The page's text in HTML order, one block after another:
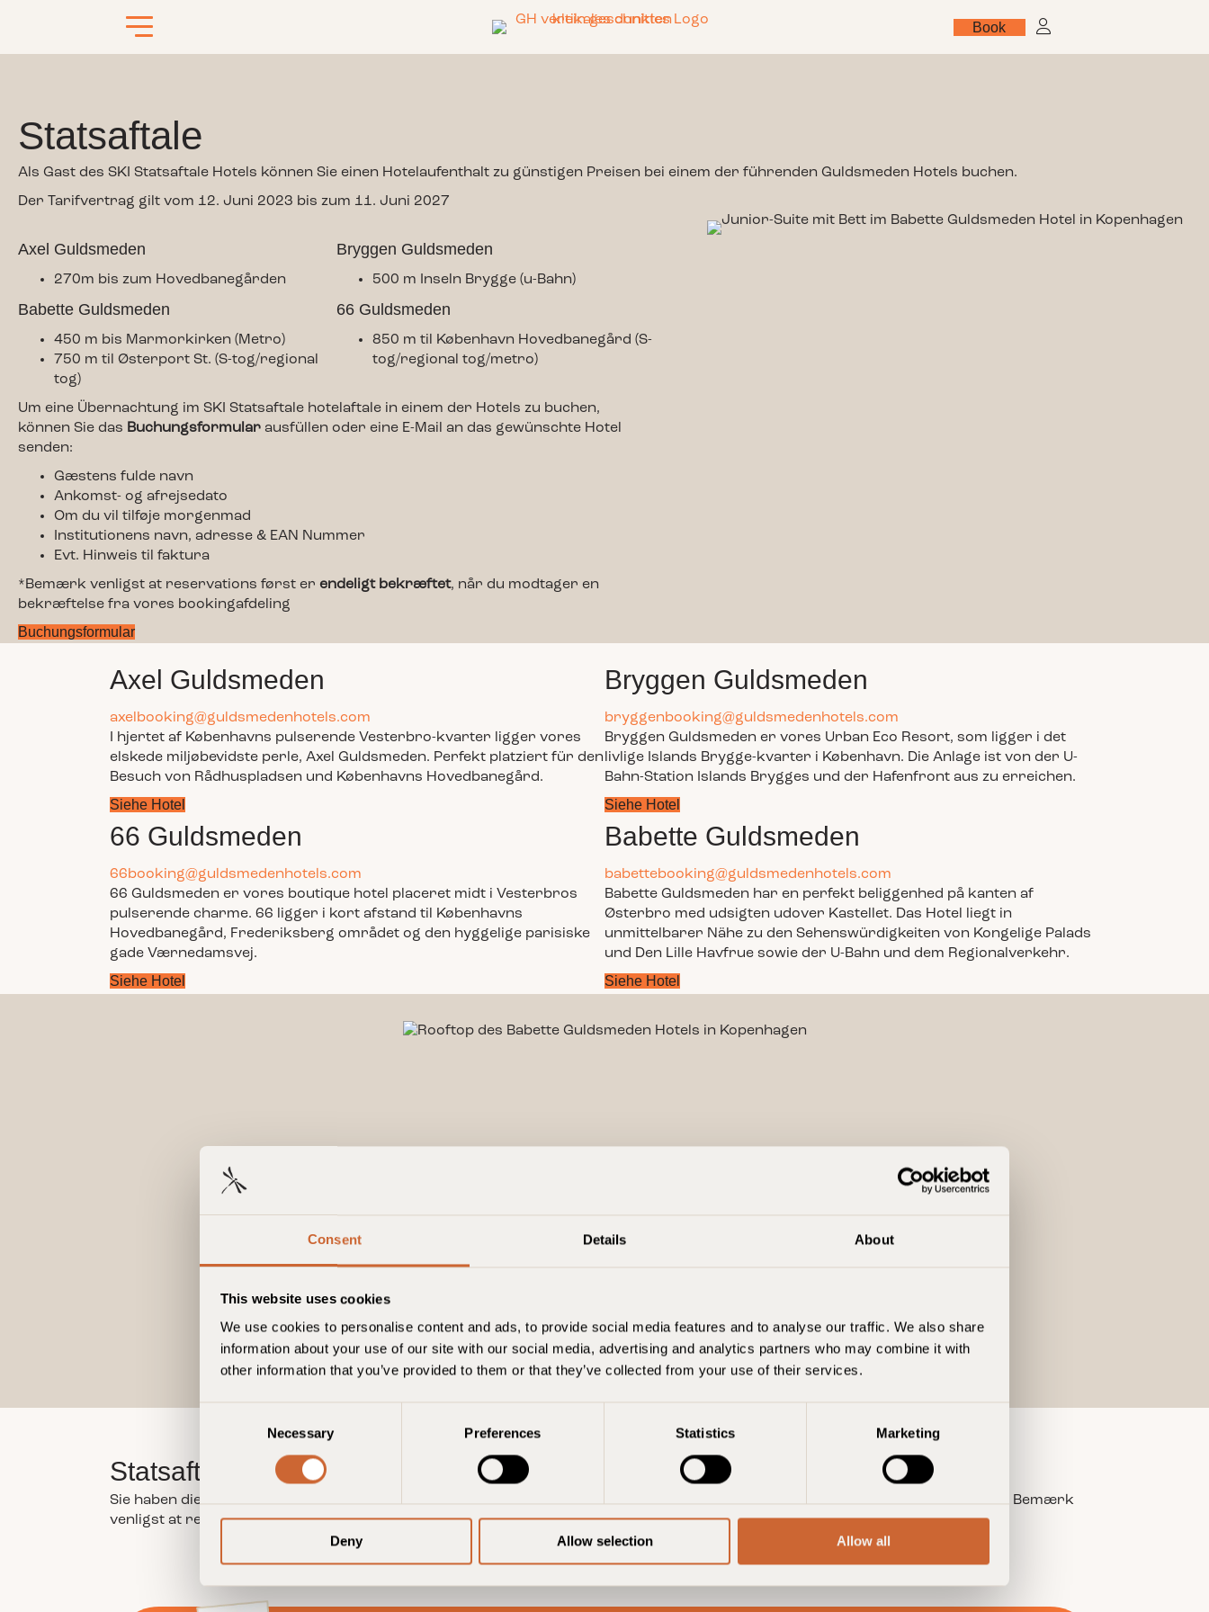
Consent Details About
This website uses cookies
We use cookies to personalise content and ads, to provide social media features and to analyse our traffic. We also share
information about your use of our site with our social media, advertising and analytics partners who may combine it with
other information that you’ve provided to them or that they’ve collected from your use of their services.
C
s
e
n
e
l
Necessary Preferences Statistics Marketing
Deny Allow selection Allow all
Book
Statsaftale
Als Gast des SKI Statsaftale Hotels können Sie einen Hotelaufenthalt zu günstigen Preisen bei einem der führenden Guldsmeden Hotels buchen.
Der Tarifvertrag gilt vom 12. Juni 2023 bis zum 11. Juni 2027
Axel Guldsmeden
270m bis zum Hovedbanegården
Babette Guldsmeden
450 m bis Marmorkirken (Metro)
750 m til Østerport St. (S-tog/regional
tog)
Bryggen Guldsmeden
500 m Inseln Brygge (u-Bahn)
66 Guldsmeden
850 m til København Hovedbanegård (S-
tog/regional tog/metro)
Um eine Übernachtung im SKI Statsaftale hotelaftale in einem der Hotels zu buchen,
können Sie das Buchungsformular ausfüllen oder eine E-Mail an das gewünschte Hotel
senden:
Gæstens fulde navn
Ankomst- og afrejsedato
Om du vil tilføje morgenmad
Institutionens navn, adresse & EAN Nummer
Evt. Hinweis til faktura
*Bemærk venligst at reservations først er endeligt bekræftet, når du modtager en
bekræftelse fra vores bookingafdeling
Buchungsformular
Axel Guldsmeden
axelbooking@guldsmedenhotels.com
I hjertet af Københavns pulserende Vesterbro-kvarter ligger vores
elskede miljøbevidste perle, Axel Guldsmeden. Perfekt platziert für den
Besuch von Rådhuspladsen und Københavns Hovedbanegård.
Siehe Hotel
Bryggen Guldsmeden
bryggenbooking@guldsmedenhotels.com
Bryggen Guldsmeden er vores Urban Eco Resort, som ligger i det
livlige Islands Brygge-kvarter i København. Die Anlage ist von der U-
Bahn-Station Islands Brygges und der Hafenfront aus zu erreichen.
Siehe Hotel
66 Guldsmeden
66booking@guldsmedenhotels.com
66 Guldsmeden er vores boutique hotel placeret midt i Vesterbros
pulserende charme. 66 ligger i kort afstand til Københavns
Hovedbanegård, Frederiksberg området og den hyggelige parisiske
gade Værnedamsvej.
Siehe Hotel
Babette Guldsmeden
babettebooking@guldsmedenhotels.com
Babette Guldsmeden har en perfekt beliggenhed på kanten af
Østerbro med udsigten udover Kastellet. Das Hotel liegt in
unmittelbarer Nähe zu den Sehenswürdigkeiten von Kongelige Palads
und Den Lille Havfrue sowie der U-Bahn und dem Regionalverkehr.
Siehe Hotel
Statsaftale Buchung
Sie haben die Möglichkeit, ein Formular für die Reservierung einer Unterkunft in einem SKI-Hotel unter Guldsmeden auszufüllen. Bemærk
venligst at reservations først endeligt er bekræftet, når du modtager en bekræftelse fra vores bookingafdeling